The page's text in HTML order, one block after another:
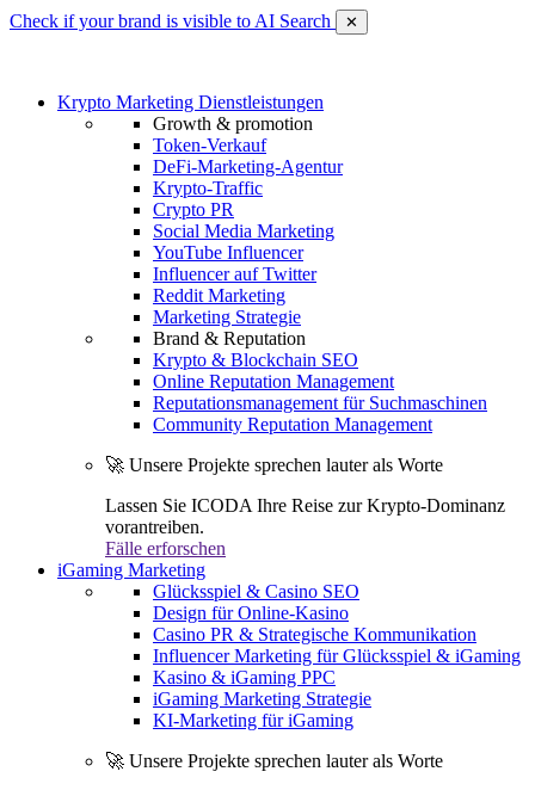
Check if your brand is visible to AI Search ✕
Krypto Marketing Dienstleistungen
Growth & promotion
Token-Verkauf
DeFi-Marketing-Agentur
Krypto-Traffic
Crypto PR
Social Media Marketing
YouTube Influencer
Influencer auf Twitter
Reddit Marketing
Marketing Strategie
Brand & Reputation
Krypto & Blockchain SEO
Online Reputation Management
Reputationsmanagement für Suchmaschinen
Community Reputation Management
🚀 Unsere Projekte sprechen lauter als Worte
Lassen Sie ICODA Ihre Reise zur Krypto-Dominanz
vorantreiben.
Fälle erforschen
iGaming Marketing
Glücksspiel & Casino SEO
Design für Online-Kasino
Casino PR & Strategische Kommunikation
Influencer Marketing für Glücksspiel & iGaming
Kasino & iGaming PPC
iGaming Marketing Strategie
KI-Marketing für iGaming
🚀 Unsere Projekte sprechen lauter als Worte